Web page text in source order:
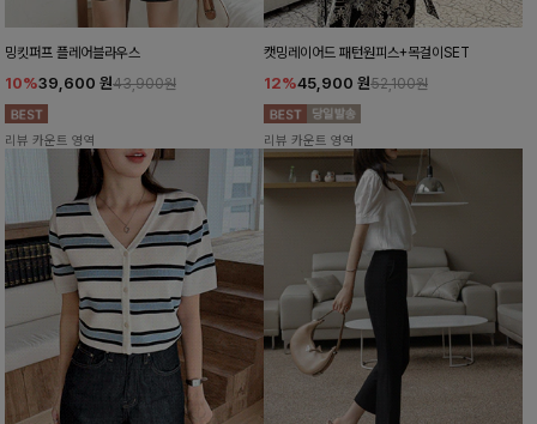
밍킷퍼프 플레어블라우스
10%39,600 원43,900원
리뷰 카운트 영역
캣밍레이어드 패턴원피스+목걸이SET
12%45,900 원52,100원
리뷰 카운트 영역